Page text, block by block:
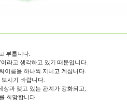
부릅니다.
라고 생각하고 있기 때문입니다.
이름을 하나씩 지니고 계십니다.
시기 바랍니다.
상과 맺고 있는 관계가 강화되고,
희망합니다.